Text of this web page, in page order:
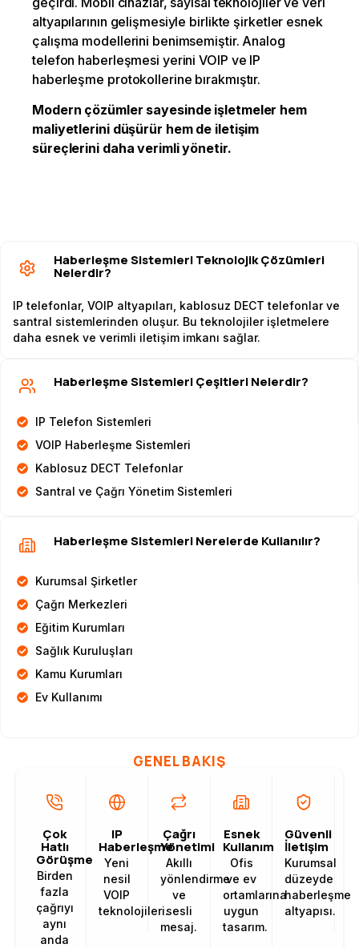
altyapılarının gelişmesiyle birlikte şirketler esnek
çalışma modellerini benimsemiştir. Analog
telefon haberleşmesi yerini VOIP ve IP
haberleşme protokollerine bırakmıştır.
Modern çözümler sayesinde işletmeler hem
maliyetlerini düşürür hem de iletişim
süreçlerini daha verimli yönetir.
Haberleşme Sistemleri Teknolojik Çözümleri
Nelerdir?
IP telefonlar, VOIP altyapıları, kablosuz DECT telefonlar ve
santral sistemlerinden oluşur. Bu teknolojiler işletmelere
daha esnek ve verimli iletişim imkanı sağlar.
Haberleşme Sistemleri Çeşitleri Nelerdir?
IP Telefon Sistemleri
VOIP Haberleşme Sistemleri
Kablosuz DECT Telefonlar
Santral ve Çağrı Yönetim Sistemleri
Haberleşme Sistemleri Nerelerde Kullanılır?
Kurumsal Şirketler
Çağrı Merkezleri
Eğitim Kurumları
Sağlık Kuruluşları
Kamu Kurumları
Ev Kullanımı
GENEL BAKIŞ
Çok
Hatlı
Görüşme
Birden
fazla
çağrıyı
aynı
anda
IP
Haberleşme
Yeni
nesil
VOIP
teknolojileri.
Çağrı
Yönetimi
Akıllı
yönlendirme
ve
sesli
mesaj.
Esnek
Kullanım
Ofis
ve ev
ortamlarına
uygun
tasarım.
Güvenli
İletişim
Kurumsal
düzeyde
haberleşme
altyapısı.